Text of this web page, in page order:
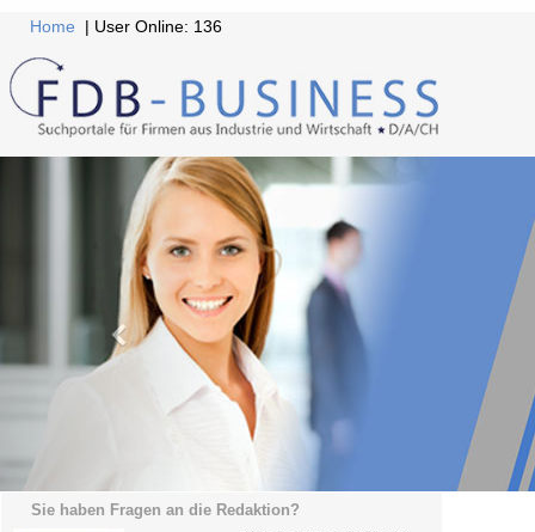
Home | User Online: 136
Sie haben Fragen an die Redaktion?